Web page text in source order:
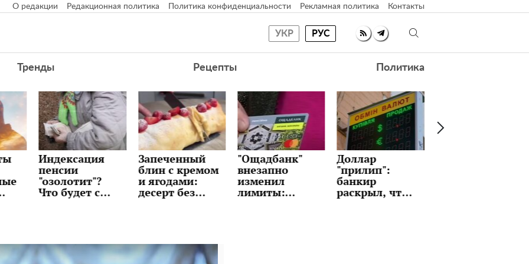
О редакции Редакционная политика Политика конфиденциальности Рекламная политика Контакты
УКР РУС
Тренды Рецепты Политика
Запеченный
блин с кремом
и ягодами:
десерт без
возни и
"Ощадбанк"
внезапно
изменил
лимиты:
сколько денег
Доллар
"прилип":
банкир
раскрыл, что
Идеальные
блины с
любимой
начинкой на
Масленицу: